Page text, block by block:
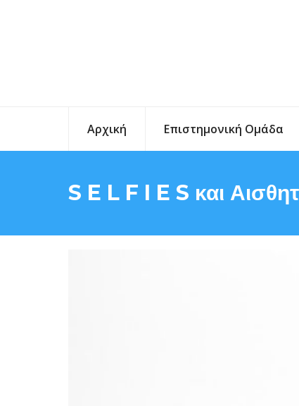
Αρχική Επιστημονική Ομάδα
S E L F I E S και